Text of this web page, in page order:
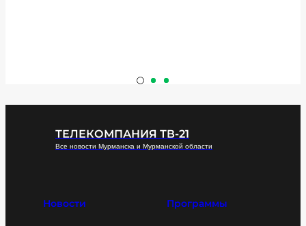
ТЕЛЕКОМПАНИЯ ТВ-21
Все новости Мурманска и Мурманской области
Новости Программы